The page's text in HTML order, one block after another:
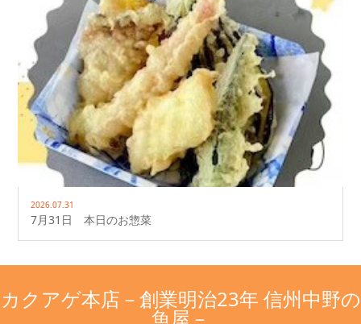
2026.07.31
7月31日 本日のお惣菜
カクアゲ本店－創業明治23年 信州中野の
魚屋－